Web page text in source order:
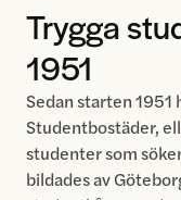
Trygga
1951
Sedan starten
Studentbostäder,
studenter som
bildades av